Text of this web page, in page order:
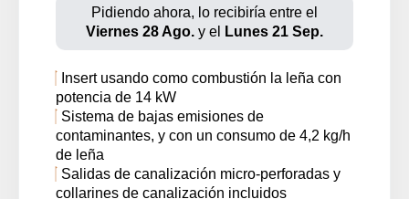
Pidiendo ahora, lo recibiría entre el
Viernes 28 Ago. y el Lunes 21 Sep.
Insert usando como combustión la leña con
potencia de 14 kW
Sistema de bajas emisiones de
contaminantes, y con un consumo de 4,2 kg/h
de leña
Salidas de canalización micro-perforadas y
collarines de canalización incluidos